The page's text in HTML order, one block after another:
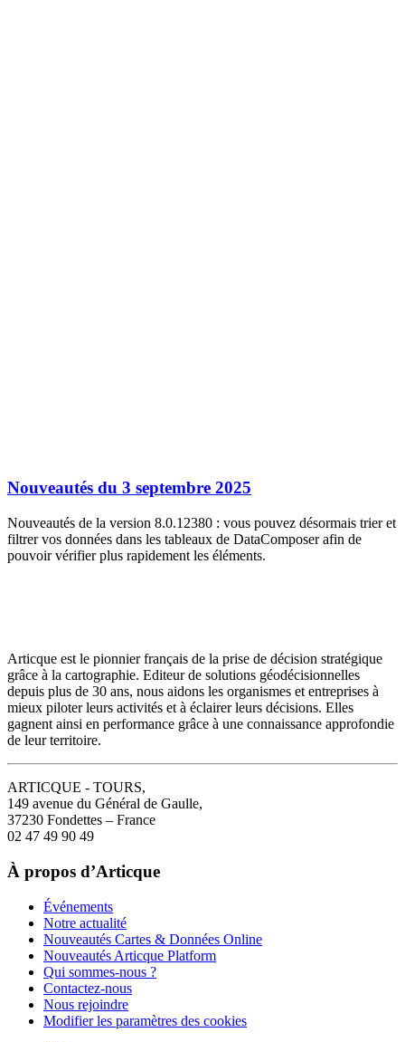
Nouveautés du 3 septembre 2025
Nouveautés de la version 8.0.12380 : vous pouvez désormais trier et
filtrer vos données dans les tableaux de DataComposer afin de
pouvoir vérifier plus rapidement les éléments.
Articque est le pionnier français de la prise de décision stratégique
grâce à la cartographie. Editeur de solutions géodécisionnelles
depuis plus de 30 ans, nous aidons les organismes et entreprises à
mieux piloter leurs activités et à éclairer leurs décisions. Elles
gagnent ainsi en performance grâce à une connaissance approfondie
de leur territoire.
ARTICQUE - TOURS,
149 avenue du Général de Gaulle,
37230 Fondettes – France
02 47 49 90 49
À propos d’Articque
Événements
Notre actualité
Nouveautés Cartes & Données Online
Nouveautés Articque Platform
Qui sommes-nous ?
Contactez-nous
Nous rejoindre
Modifier les paramètres des cookies